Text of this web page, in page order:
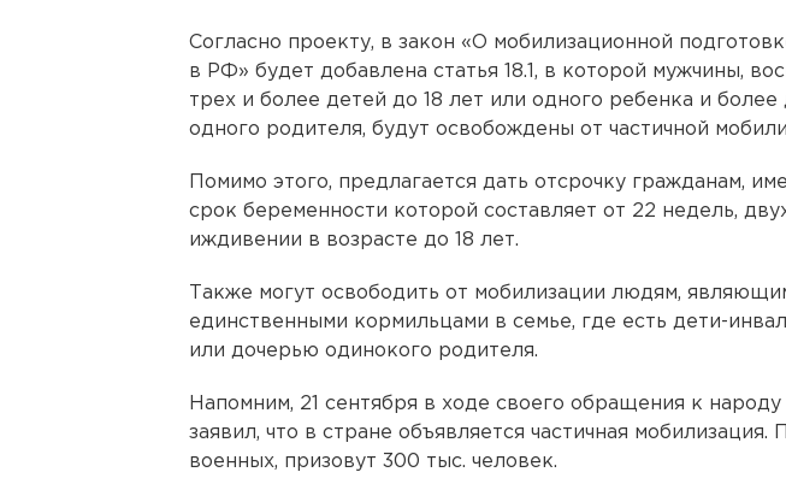
Согласно проекту, в закон «О мобилизационной
в РФ» будет добавлена статья 18.1, в которой мужчины,
трех и более детей до 18 лет или одного ребенка и более
одного родителя, будут освобождены от частичной
Помимо этого, предлагается дать отсрочку гражданам,
срок беременности которой составляет от 22 недель,
иждивении в возрасте до 18 лет.
Также могут освободить от мобилизации людям,
единственными кормильцами в семье, где есть дети-
или дочерью одинокого родителя.
Напомним, 21 сентября в ходе своего обращения к
заявил, что в стране объявляется частичная мобилизация.
военных, призовут 300 тыс. человек.